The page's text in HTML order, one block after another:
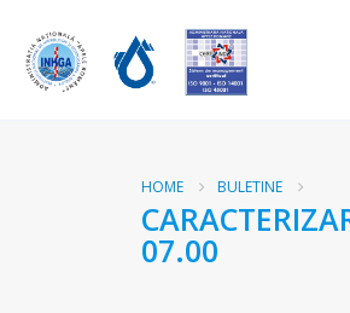
HOME BULETINE
07.00